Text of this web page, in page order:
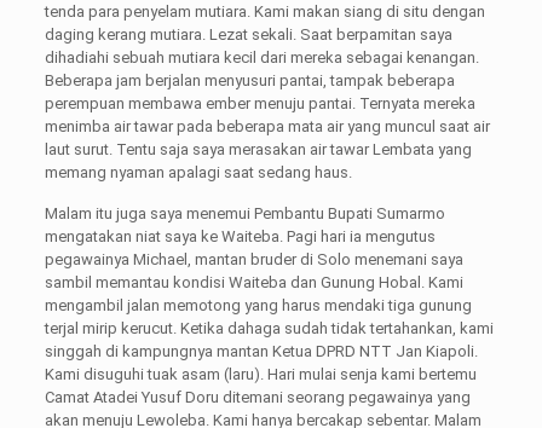
tenda para penyelam mutiara. Kami makan siang di situ dengan
daging kerang mutiara. Lezat sekali. Saat berpamitan saya
dihadiahi sebuah mutiara kecil dari mereka sebagai kenangan.
Beberapa jam berjalan menyusuri pantai, tampak beberapa
perempuan membawa ember menuju pantai. Ternyata mereka
menimba air tawar pada beberapa mata air yang muncul saat air
laut surut. Tentu saja saya merasakan air tawar Lembata yang
memang nyaman apalagi saat sedang haus.
Malam itu juga saya menemui Pembantu Bupati Sumarmo
mengatakan niat saya ke Waiteba. Pagi hari ia mengutus
pegawainya Michael, mantan bruder di Solo menemani saya
sambil memantau kondisi Waiteba dan Gunung Hobal. Kami
mengambil jalan memotong yang harus mendaki tiga gunung
terjal mirip kerucut. Ketika dahaga sudah tidak tertahankan, kami
singgah di kampungnya mantan Ketua DPRD NTT Jan Kiapoli.
Kami disuguhi tuak asam (laru). Hari mulai senja kami bertemu
Camat Atadei Yusuf Doru ditemani seorang pegawainya yang
akan menuju Lewoleba. Kami hanya bercakap sebentar. Malam